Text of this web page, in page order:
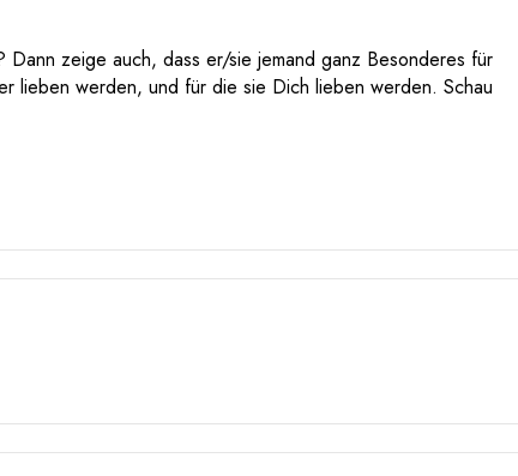
zeige auch, dass er/sie jemand ganz Besonderes für
lieben werden, und für die sie Dich lieben werden. Schau